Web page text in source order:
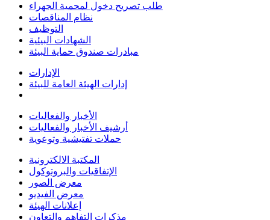
طلب تصريح دخول لمحمية الجهراء
نظام المناقصات
التوظيف
الشهادات البيئية
مبادرات صندوق حماية البيئة
الإدارات
إدارات الهيئة العامة للبيئة
الأخبار والفعاليات
أرشيف الأخبار والفعاليات
حملات تفتيشية وتوعوية
المكتبة الالكترونية
الإتفاقيات والبروتوكول
معرض الصور
معرض الفيديو
إعلانات الهيئة
مذكرات التفاهم والتعاون